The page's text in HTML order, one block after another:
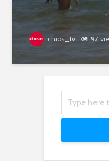
chios_tv 97